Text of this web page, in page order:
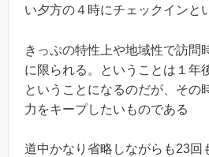
い夕方の４時にチェックインと
きっぷの特性上や地域性で訪問
に限られる。ということは１年
ということになるのだが、その
力をキープしたいものである
道中かなり省略しながらも23回